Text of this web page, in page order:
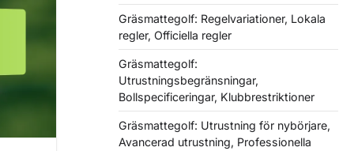
Gräsmattegolf: Regelvariationer, Lokala
regler, Officiella regler
Gräsmattegolf:
Utrustningsbegränsningar,
Bollspecificeringar, Klubbrestriktioner
Gräsmattegolf: Utrustning för nybörjare,
Avancerad utrustning, Professionella